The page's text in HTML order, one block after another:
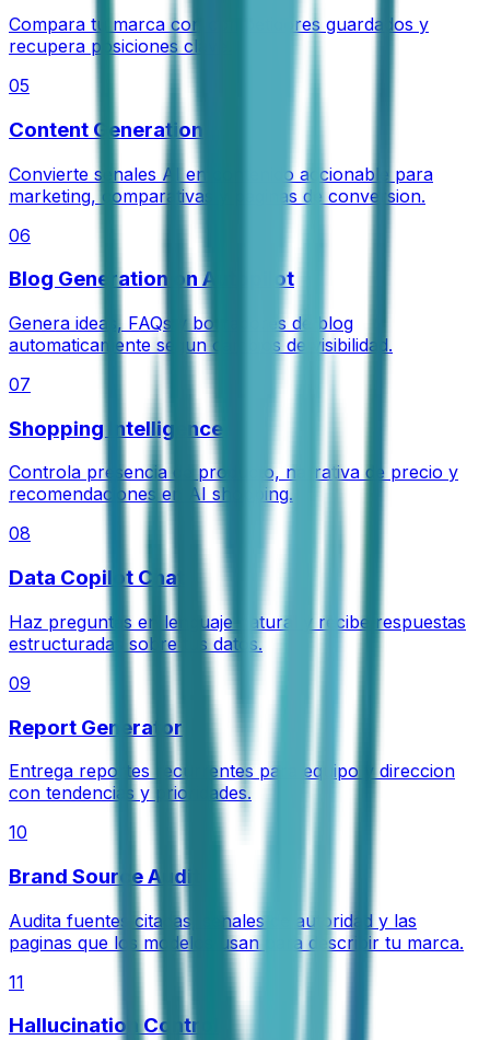
Compara tu marca con competidores guardados y
recupera posiciones clave.
05
Content Generation
Convierte senales AI en contenido accionable para
marketing, comparativas y paginas de conversion.
06
Blog Generation on Autopilot
Genera ideas, FAQs y borradores de blog
automaticamente segun cambios de visibilidad.
07
Shopping Intelligence
Controla presencia de producto, narrativa de precio y
recomendaciones en AI shopping.
08
Data Copilot Chat
Haz preguntas en lenguaje natural y recibe respuestas
estructuradas sobre tus datos.
09
Report Generator
Entrega reportes recurrentes para equipo y direccion
con tendencias y prioridades.
10
Brand Source Audit
Audita fuentes citadas, senales de autoridad y las
paginas que los modelos usan para describir tu marca.
11
Hallucination Control